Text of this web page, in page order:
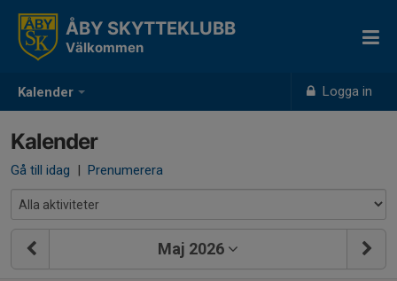
Kalender Logga in
ÅBY SKYTTEKLUBB
Välkommen
Kalender
Gå till idag | Prenumerera
Maj 2026